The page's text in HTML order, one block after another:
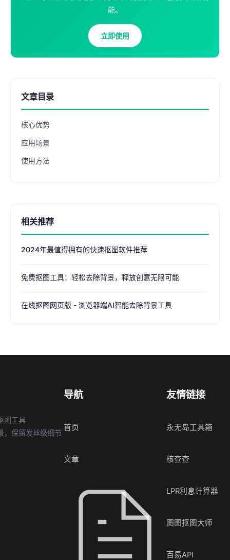
能。
立即使用
文章目录
核心优势
应用场景
使用方法
相关推荐
2024年最值得拥有的快速抠图软件推荐
免费抠图工具：轻松去除背景，释放创意无限可能
在线抠图网页版 - 浏览器端AI智能去除背景工具
图工具
，保留发丝级细节
导航
首页
文章
友情链接
永无岛工具箱
核查查
LPR利息计算器
图图抠图大师
百易API